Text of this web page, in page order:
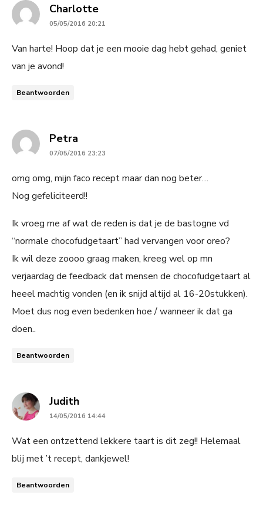
Charlottesays:
05/05/2016 20:21
Van harte! Hoop dat je een mooie dag hebt gehad, geniet
van je avond!
Beantwoorden
Petra
07/05/2016 23:23
omg omg, mijn faco recept maar dan nog beter…
Nog gefeliciteerd!!
Ik vroeg me af wat de reden is dat je de bastogne vd
“normale chocofudgetaart” had vervangen voor oreo?
Ik wil deze zoooo graag maken, kreeg wel op mn
verjaardag de feedback dat mensen de chocofudgetaart al
heeel machtig vonden (en ik snijd altijd al 16-20stukken).
Moet dus nog even bedenken hoe / wanneer ik dat ga
doen..
Beantwoorden
Judithsays:
14/05/2016 14:44
Wat een ontzettend lekkere taart is dit zeg!! Helemaal
blij met ’t recept, dankjewel!
Beantwoorden